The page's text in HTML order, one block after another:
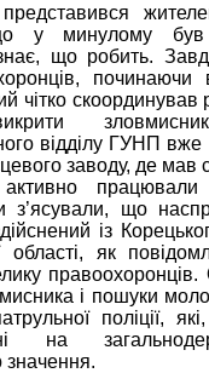
у минулому
що робить.
починаючи
чітко скоординував
відділу ГУНП
заводу, де мав
працювали
з’ясували, що
із
області, як
правоохоронців.
і пошуки
поліції,
на
значення.